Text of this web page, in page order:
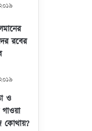
রবের
ও